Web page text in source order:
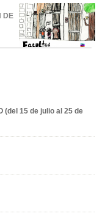
DE
(del 15 de julio al 25 de